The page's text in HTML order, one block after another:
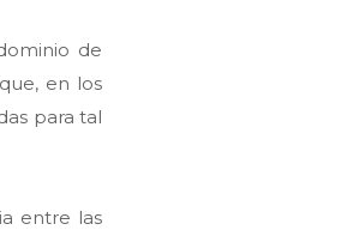
de
en los
para tal
entre las